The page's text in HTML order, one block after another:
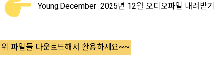
Young.December 2025년 12월 오디오파일 내려받기
위 파일들 다운로드해서 활용하세요~~